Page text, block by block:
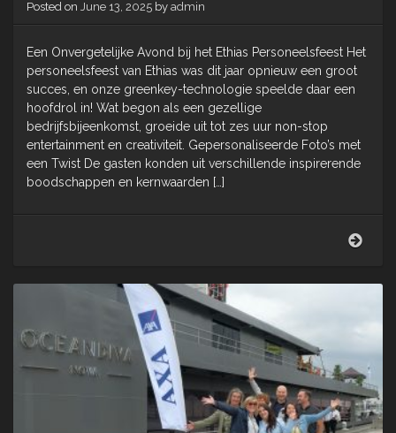
Posted on June 13, 2025 by admin
Een Onvergetelijke Avond bij het Ethias Personeelsfeest Het
personeelsfeest van Ethias was dit jaar opnieuw een groot
succes, en onze greenkey-technologie speelde daar een
hoofdrol in! Wat begon als een gezellige
bedrijfsbijeenkomst, groeide uit tot zes uur non-stop
entertainment en creativiteit. Gepersonaliseerde Foto’s met
een Twist De gasten konden uit verschillende inspirerende
boodschappen en kernwaarden […]